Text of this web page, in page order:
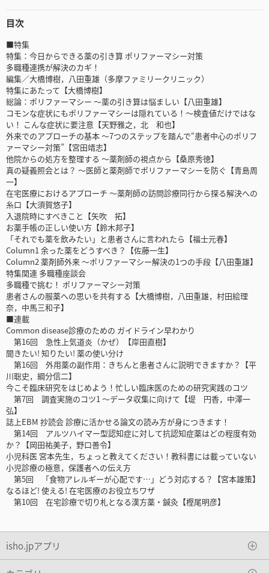
目次
■特集
特集：今日からできる薬の引き算 ポリファーマシー対策
多職種連携が解決のカギ！
編集／大橋博樹，八田重雄（多摩ファミリークリニック）
特集にあたって【大橋博樹】
総論：ポリファーマシー 〜薬の引き算は悩ましい【八田重雄】
コモンな症状にもポリファーマシーは隠れている！～検査値だけではな
い！ こんな症状に要注意【天野雅之，北 和也】
外来でのアプローチの基本 〜7つのステップを踏んで“患者中心のポリフ
ァーマシー対策”【宮田靖志】
他院からの処方を整理する 〜薬剤師の視点から【桑原秀徳】
真の疑義照会とは？ 〜医師と薬剤師でポリファーマシーを防ぐ【青島周
一】
在宅医療におけるアプローチ 〜薬剤師の訪問診療同行から探る解決への
糸口【大須賀悠子】
入退院時にすべきこと【矢吹 拓】
お薬手帳の正しい使い方【鈴木邦子】
「それでも薬を飲みたい」と患者さんに言われたら【福士元春】
Column1 余った薬をどうすべき？【佐藤一生】
Column2 薬剤師外来 〜ポリファーマシー解決の1つの手段【八田重雄】
特集関連 多職種座談会
多職種で挑む！ ポリファーマシー対策
患者さんの服薬への思いを共有する【大橋博樹，八田重雄，村田絵理
奈，中馬三和子】
■連載
Common disease診療のための ガイドライン早わかり
第16回 急性上気道炎（かぜ）【岸田直樹】
聞きたい! 知りたい! 薬の使い分け
第16回 外用薬の副作用：きちんと患者さんに説明できますか？【平
川聡史，綱分信二】
今こそ臨床研究をはじめよう！忙しい臨床医のための研究実践のコツ
第7回 調査実施のコツ1 〜データ収集に向けて【堤 円香，中澤一
弘】
誌上EBM 抄読会 診療に活かせる論文の読み方が身につきます！
第14回 アルツハイマー型認知症に対して抗認知症薬はどの程度有効
か？【岡田祐美子，野口善令】
小児科医 宮本先生，ちょっと教えてください！教科書には載っていない
小児診療の極意，保護者への伝え方
第5回 「食物アレルギーが心配です…」どう対応する？【宮本雄策】
なるほど! 使える! 在宅医療のお役立ちワザ
第10回 在宅診療で切り札となる漢方薬・鍼灸【樫尾明彦】
isho.jpアプリ